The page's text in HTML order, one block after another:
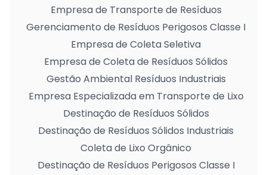
Empresa de Transporte de Resíduos
Gerenciamento de Resíduos Perigosos Classe I
Empresa de Coleta Seletiva
Empresa de Coleta de Resíduos Sólidos
Gestão Ambiental Resíduos Industriais
Empresa Especializada em Transporte de Lixo
Destinação de Resíduos Sólidos
Destinação de Resíduos Sólidos Industriais
Coleta de Lixo Orgânico
Destinação de Resíduos Perigosos Classe I